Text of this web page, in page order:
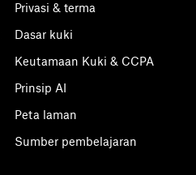
Privasi & terma
Dasar kuki
Keutamaan Kuki & CCPA
Prinsip AI
Peta laman
Sumber pembelajaran